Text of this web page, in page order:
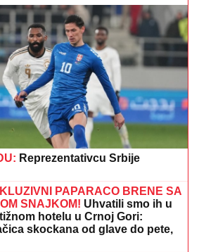
Reprezentativcu Srbije
PAPARACO BRENE SA
SNAJKOM! Uhvatili smo ih u
hotelu u Crnoj Gori:
skockana od glave do pete,